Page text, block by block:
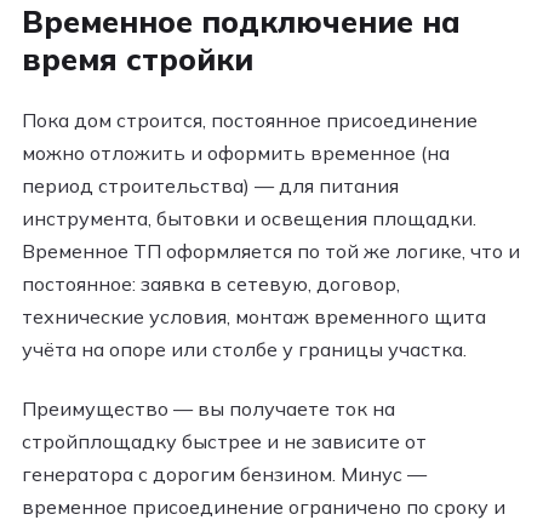
Временное подключение на
время стройки
Пока дом строится, постоянное присоединение
можно отложить и оформить временное (на
период строительства) — для питания
инструмента, бытовки и освещения площадки.
Временное ТП оформляется по той же логике, что и
постоянное: заявка в сетевую, договор,
технические условия, монтаж временного щита
учёта на опоре или столбе у границы участка.
Преимущество — вы получаете ток на
стройплощадку быстрее и не зависите от
генератора с дорогим бензином. Минус —
временное присоединение ограничено по сроку и